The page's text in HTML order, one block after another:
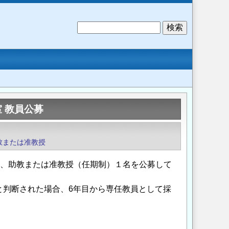
教員公募
または准教授
助教または准教授（任期制）１名を公募して
断された場合、6年目から専任教員として採